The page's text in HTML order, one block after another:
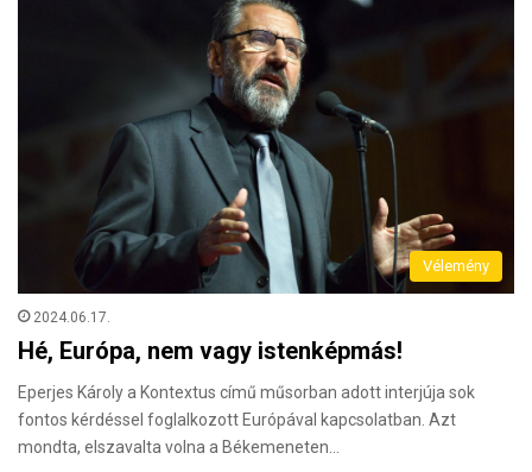
Vélemény
2024.06.17.
Hé, Európa, nem vagy istenképmás!
Eperjes Károly a Kontextus című műsorban adott interjúja sok
fontos kérdéssel foglalkozott Európával kapcsolatban. Azt
mondta, elszavalta volna a Békemeneten…